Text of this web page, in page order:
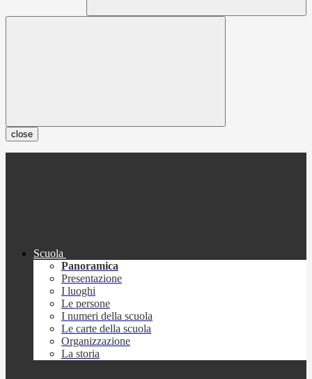
close
Scuola
Panoramica
Presentazione
I luoghi
Le persone
I numeri della scuola
Le carte della scuola
Organizzazione
La storia